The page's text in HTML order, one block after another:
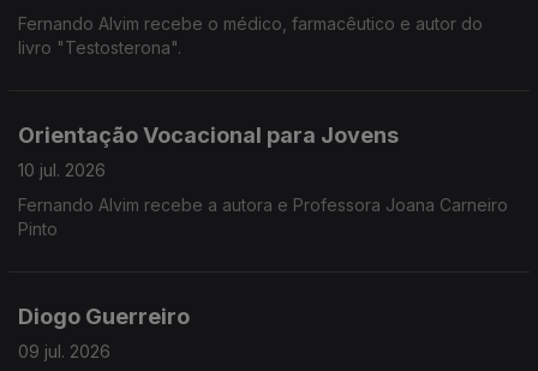
Fernando Alvim recebe o médico, farmacêutico e autor do
livro "Testosterona".
Orientação Vocacional para Jovens
10 jul. 2026
Fernando Alvim recebe a autora e Professora Joana Carneiro
Pinto
Diogo Guerreiro
09 jul. 2026